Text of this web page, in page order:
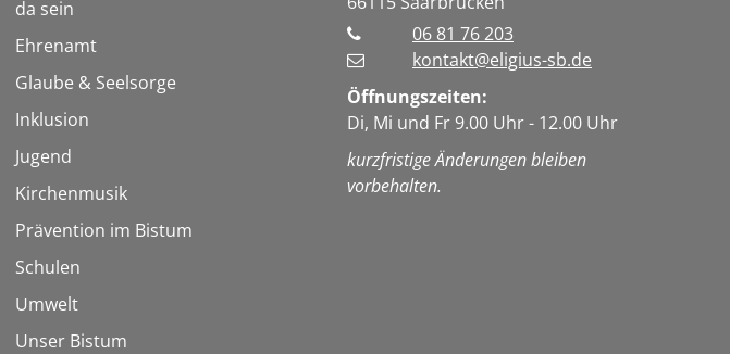
da sein
Ehrenamt
Glaube & Seelsorge
Inklusion
Jugend
Kirchenmusik
Prävention im Bistum
Schulen
Umwelt
Unser Bistum
06 81 76 203
kontakt@eligius-sb.de
Öffnungszeiten:
Di, Mi und Fr 9.00 Uhr - 12.00 Uhr
kurzfristige Änderungen bleiben
vorbehalten.